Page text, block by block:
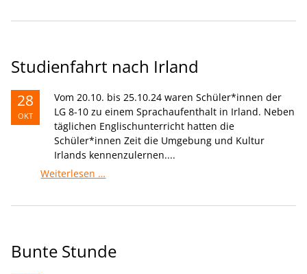
Studienfahrt nach Irland
28
OKT
Vom 20.10. bis 25.10.24 waren Schüler*innen der
LG 8-10 zu einem Sprachaufenthalt in Irland. Neben
täglichen Englischunterricht hatten die
Schüler*innen Zeit die Umgebung und Kultur
Irlands kennenzulernen....
Weiterlesen …
Bunte Stunde